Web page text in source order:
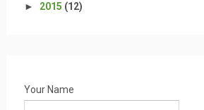
► 2015 (12)
Your Name